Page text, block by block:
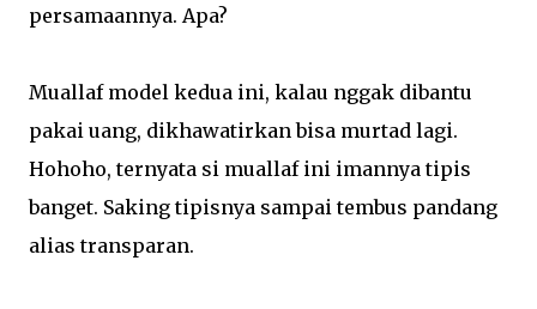
persamaannya. Apa?
Muallaf model kedua ini, kalau nggak dibantu
pakai uang, dikhawatirkan bisa murtad lagi.
Hohoho, ternyata si muallaf ini imannya tipis
banget. Saking tipisnya sampai tembus pandang
alias transparan.